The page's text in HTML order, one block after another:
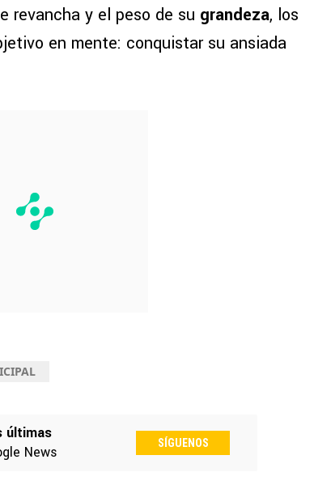
revancha y el peso de su grandeza, los
en mente: conquistar su ansiada
últimas
News
SÍGUENOS